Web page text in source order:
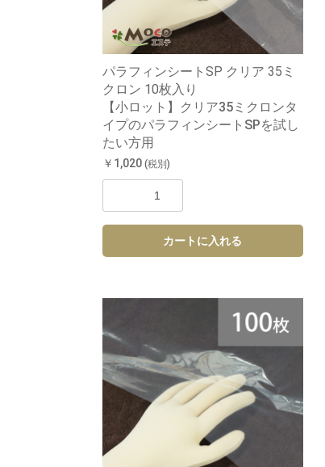
パラフィンシートSP クリア 35ミ
クロン 10枚入り
【小ロット】クリア35ミクロンタ
イプのパラフィンシートSPを試し
たい方用
￥1,020 (税別)
カートに入れる